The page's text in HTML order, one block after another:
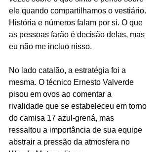
ele quando compartilhamos o vestiário.
História e números falam por si. O que
as pessoas farão é decisão delas, mas
eu não me incluo nisso.
No lado catalão, a estratégia foi a
mesma. O técnico Ernesto Valverde
pisou em ovos ao comentar a
rivalidade que se estabeleceu em torno
do camisa 17 azul-grená, mas
ressaltou a importância de sua equipe
abstrair a pressão da atmosfera no